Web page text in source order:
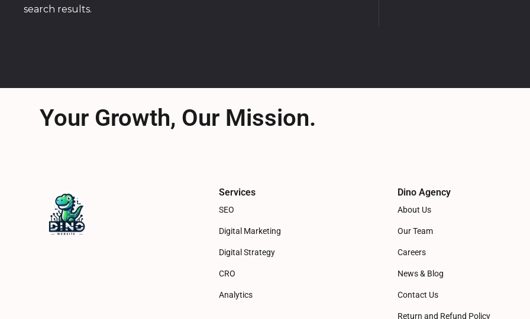
search results.
Your Growth, Our Mission.
Services
SEO
Digital Marketing
Digital Strategy
CRO
Analytics
Dino Agency
About Us
Our Team
Careers
News & Blog
Contact Us
Return and Refund Policy